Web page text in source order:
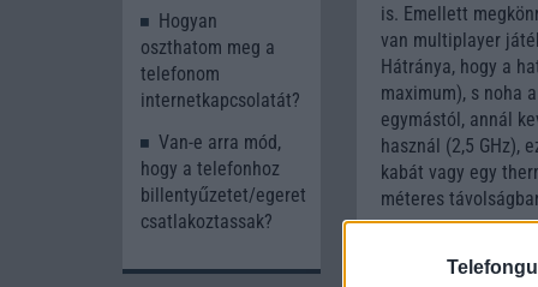
is. Emellett
van multiplayer
Hátránya, hogy a
maximum), s noha
egymástól, annál
használ (2,5 GHz),
kabát vagy egy
méteres
is elérheti a
Hogyan
oszthatom meg a
telefonom
internetkapcsolatát?
Van-e arra mód,
hogy a telefonhoz
billentyűzetet/egeret
csatlakoztassak?